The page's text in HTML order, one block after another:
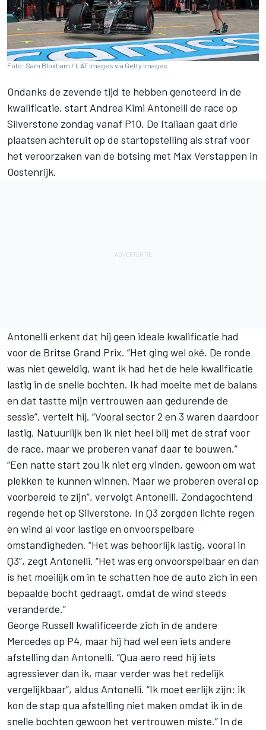
Foto: Sam Bloxham / LAT Images via Getty Images
Ondanks de zevende tijd te hebben genoteerd in de
kwalificatie, start Andrea Kimi Antonelli de race op
Silverstone zondag vanaf P10. De Italiaan gaat drie
plaatsen achteruit op de startopstelling als straf voor
het veroorzaken van de botsing met Max Verstappen in
Oostenrijk.
Antonelli erkent dat hij geen ideale kwalificatie had
voor de Britse Grand Prix. “Het ging wel oké. De ronde
was niet geweldig, want ik had het de hele kwalificatie
lastig in de snelle bochten. Ik had moeite met de balans
en dat tastte mijn vertrouwen aan gedurende de
sessie”, vertelt hij. “Vooral sector 2 en 3 waren daardoor
lastig. Natuurlijk ben ik niet heel blij met de straf voor
de race, maar we proberen vanaf daar te bouwen.”
“Een natte start zou ik niet erg vinden, gewoon om wat
plekken te kunnen winnen. Maar we proberen overal op
voorbereid te zijn”, vervolgt Antonelli. Zondagochtend
regende het op Silverstone. In Q3 zorgden lichte regen
en wind al voor lastige en onvoorspelbare
omstandigheden. “Het was behoorlijk lastig, vooral in
Q3”, zegt Antonelli. “Het was erg onvoorspelbaar en dan
is het moeilijk om in te schatten hoe de auto zich in een
bepaalde bocht gedraagt, omdat de wind steeds
veranderde.”
George Russell kwalificeerde zich in de andere
Mercedes op P4, maar hij had wel een iets andere
afstelling dan Antonelli. “Qua aero reed hij iets
agressiever dan ik, maar verder was het redelijk
vergelijkbaar”, aldus Antonelli. “Ik moet eerlijk zijn: ik
kon de stap qua afstelling niet maken omdat ik in de
snelle bochten gewoon het vertrouwen miste.” In de